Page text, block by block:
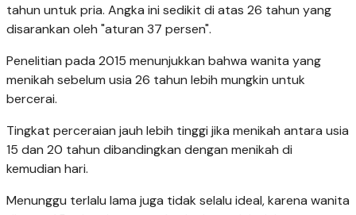
tahun untuk pria. Angka ini sedikit di atas 26 tahun yang
disarankan oleh "aturan 37 persen".
Penelitian pada 2015 menunjukkan bahwa wanita yang
menikah sebelum usia 26 tahun lebih mungkin untuk
bercerai.
Tingkat perceraian jauh lebih tinggi jika menikah antara usia
15 dan 20 tahun dibandingkan dengan menikah di
kemudian hari.
Menunggu terlalu lama juga tidak selalu ideal, karena wanita